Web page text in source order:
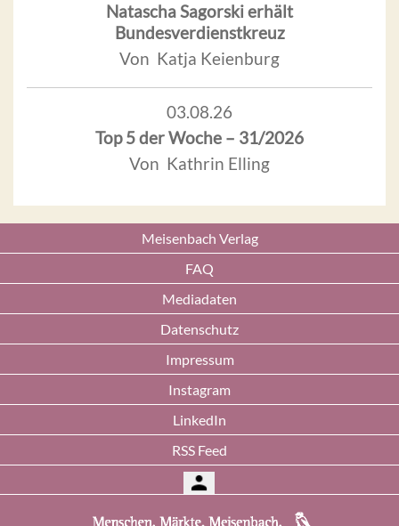
Natascha Sagorski erhält
Bundesverdienstkreuz
Von Katja Keienburg
03.08.26
Top 5 der Woche – 31/2026
Von Kathrin Elling
Meisenbach Verlag
FAQ
Mediadaten
Datenschutz
Impressum
Instagram
LinkedIn
RSS Feed